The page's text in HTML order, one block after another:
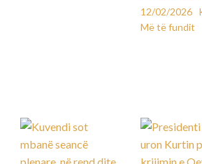
12/02/2026
Më të fundit